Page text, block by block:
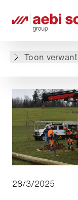
Toon
28/3/2025